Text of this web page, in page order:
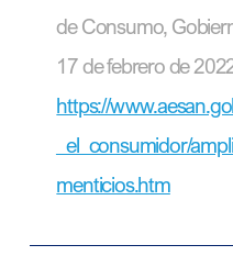
de Consumo,
17 de febrero de
https://
_el_consumidor/
menticios.htm